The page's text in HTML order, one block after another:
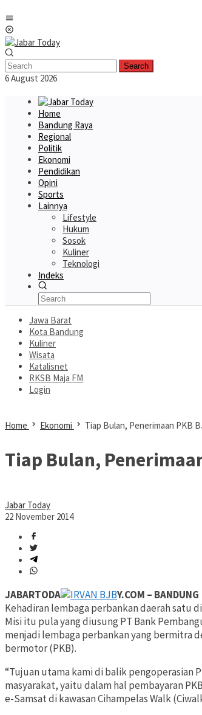
to
content
Search
6 August 2026
Home
Bandung Raya
Regional
Politik
Ekonomi
Pendidikan
Opini
Sports
Lainnya
Lifestyle
Hukum
Sosok
Kuliner
Teknologi
Indeks
Jawa Barat
Kota Bandung
Kuliner
Wisata
Katalisnet
RKSB Maja FM
Login
Home Ekonomi Tiap Bulan, Penerimaan PKB
Tiap Bulan,
Jabar Today
22 November 2014
JABARTODA
Y.COM – BANDUNG
Kehadiran lembaga perbankan daerah satu
Misi itu pula yang diusung PT Bank
menjadi lembaga perbankan yang bermitra
bermotor (PKB).
“Tujuan utama kami di balik pengoperasian
masyarakat, yaitu dalam hal pembayaran
e-Samsat di kawasan Cihampelas Walk